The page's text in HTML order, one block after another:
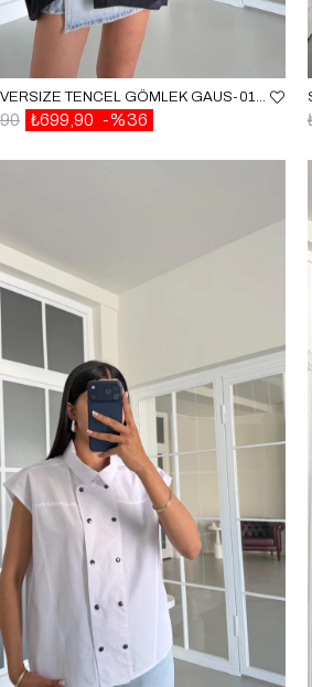
SIYAH OVERSIZE TENCEL GÖMLEK GAUS-01698
%36
₺699,90